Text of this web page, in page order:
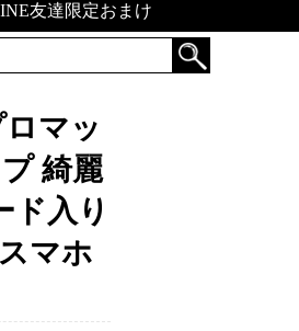
友達限定おまけ
マッ
綺麗
ド入り
マホ